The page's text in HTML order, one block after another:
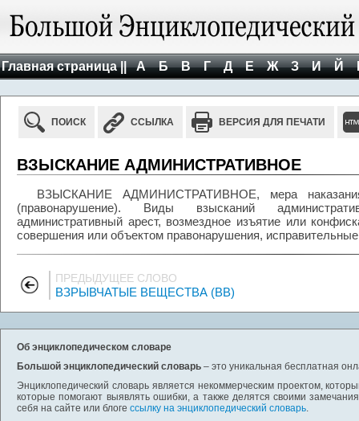
Главная страница || А Б В Г Д Е Ж З И Й
ПОИСК ССЫЛКА ВЕРСИЯ ДЛЯ ПЕЧАТИ
ВЗЫСКАНИЕ АДМИНИСТРАТИВНОЕ
ВЗЫСКАНИЕ АДМИНИСТРАТИВНОЕ, мера наказания
(правонарушение). Виды взысканий
административный арест, возмездное изъятие или
совершения или объектом правонарушения,
ПРЕДЫДУЩЕЕ СЛОВО
ВЗРЫВЧАТЫЕ ВЕЩЕСТВА (ВВ)
Об энциклопедическом словаре
Большой энциклопедический словарь – это уникальная бесплатная
Энциклопедический словарь является некоммерческим проектом,
которые помогают выявлять ошибки, а также делятся своими
себя на сайте или блоге ссылку на энциклопедический словарь.